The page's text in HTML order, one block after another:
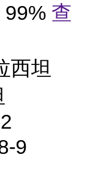
99% 查
西坦
9